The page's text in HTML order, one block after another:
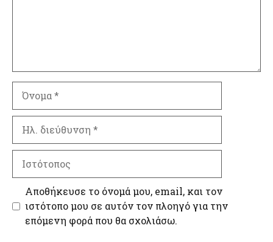
διεύθυνση
Αποθήκευσε το όνομά μου, email, και τον
ιστότοπο μου σε αυτόν τον πλοηγό για την
επόμενη φορά που θα σχολιάσω.